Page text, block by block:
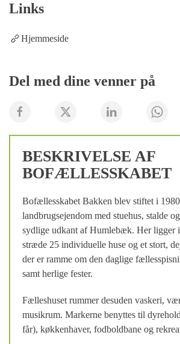
Links
Hjemmeside
Del med dine venner på
BESKRIVELSE AF
BOFÆLLESSKABET
Bofællesskabet Bakken blev stiftet i
landbrugsejendom med stuehus, stalde
sydlige udkant af Humlebæk. Her ligger
stræde 25 individuelle huse og et stort,
der er ramme om den daglige
samt herlige fester.
Fælleshuset rummer desuden vaskeri,
musikrum. Markerne benyttes til
får), køkkenhaver, fodboldbane og